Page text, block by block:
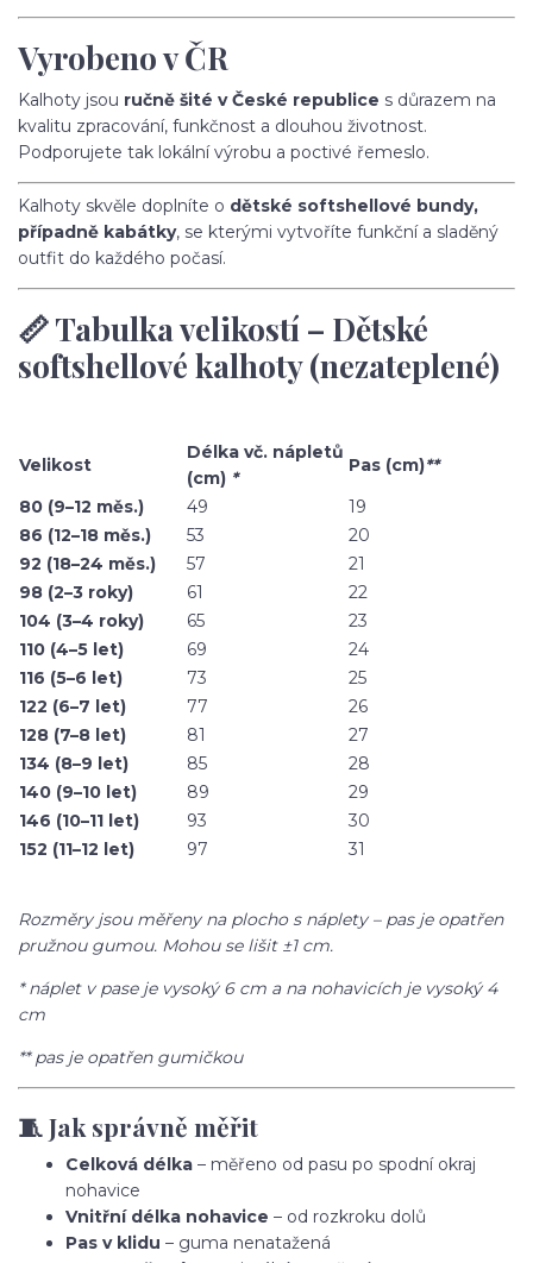
Vyrobeno v ČR
Kalhoty jsou ručně šité v České republice s důrazem na
kvalitu zpracování, funkčnost a dlouhou životnost.
Podporujete tak lokální výrobu a poctivé řemeslo.
Kalhoty skvěle doplníte o dětské softshellové bundy,
případně kabátky, se kterými vytvoříte funkční a sladěný
outfit do každého počasí.
📏 Tabulka velikostí – Dětské
softshellové kalhoty (nezateplené)
Velikost
Délka vč. nápletů
(cm) *
Pas (cm)**
80 (9–12 měs.)
49
19
86 (12–18 měs.)
53
20
92 (18–24 měs.)
57
21
98 (2–3 roky)
61
22
104 (3–4 roky)
65
23
110 (4–5 let)
69
24
116 (5–6 let)
73
25
122 (6–7 let)
77
26
128 (7–8 let)
81
27
134 (8–9 let)
85
28
140 (9–10 let)
89
29
146 (10–11 let)
93
30
152 (11–12 let)
97 31
Rozměry jsou měřeny na plocho s náplety – pas je opatřen
pružnou gumou. Mohou se lišit ±1 cm.
* náplet v pase je vysoký 6 cm a na nohavicích je vysoký 4
cm
** pas je opatřen gumičkou
🧵 Jak správně měřit
Celková délka – měřeno od pasu po spodní okraj
nohavice
Vnitřní délka nohavice – od rozkroku dolů
Pas v klidu – guma nenatažená